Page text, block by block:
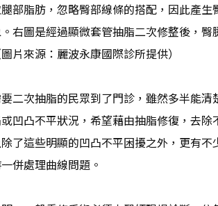
部脂肪，忽略臀部線條的搭配，因此產生
右圖是經過顯微套管抽脂二次修整後，臀
片來源：麗波永康國際診所提供）
二次抽脂的民眾到了門診，雖然多半能清
凹凸不平狀況，希望藉由抽脂修復，去除
了這些明顯的凹凸不平困擾之外，更有不
併處理曲線問題。